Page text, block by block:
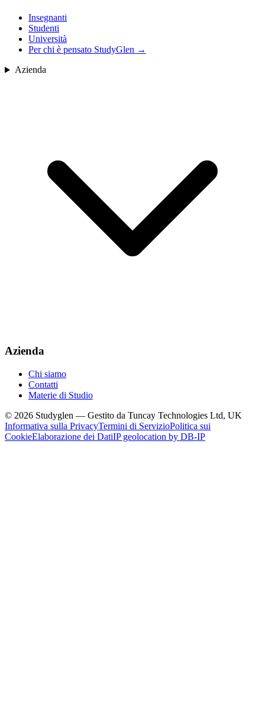
Insegnanti
Studenti
Università
Per chi è pensato StudyGlen →
Azienda
Azienda
Chi siamo
Contatti
Materie di Studio
© 2026 Studyglen — Gestito da Tuncay Technologies Ltd, UK
Informativa sulla PrivacyTermini di ServizioPolitica sui
CookieElaborazione dei DatiIP geolocation by DB-IP